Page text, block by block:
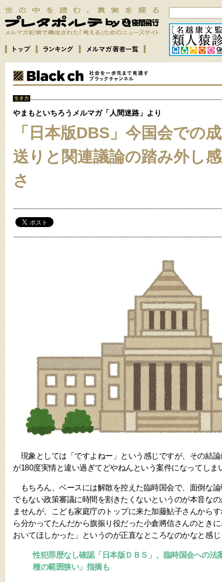
やまもといちろうメルマガ「人間迷路」より
「日本版DBS」今国会での
送りと関連議論の踏み外し
さ
現象としては「ですよねー」という感じですが、その結
が180度実情と違い過ぎてどやねんという案件になってしま
もちろん、ベースには解散を控えた臨時国会で、面倒な
でもない政策審議に時間を割きたくないというのが本音な
ませんが、こども家庭庁のトップに来た加藤鮎子さんから
ら分かってたんだから旗振り役だった小倉將信さんのとき
おいてほしかった」というのが正直なところなのかなと感
性犯罪歴なし確認「日本版ＤＢＳ」、臨時国会への
種の範囲狭い」指摘も